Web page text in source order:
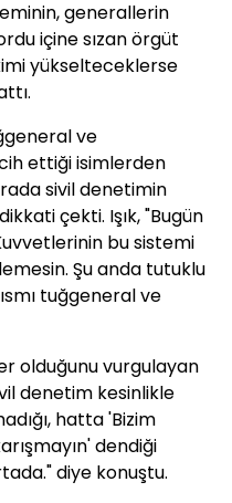
generallerin
içine sızan örgüt
yükselteceklerse
ve
ettiği isimlerden
sivil denetimin
çekti. Işık, "Bugün
bu sistemi
Şu anda tutuklu
tuğgeneral ve
olduğunu vurgulayan
denetim kesinlikle
hatta 'Bizim
dendiği
diye konuştu.